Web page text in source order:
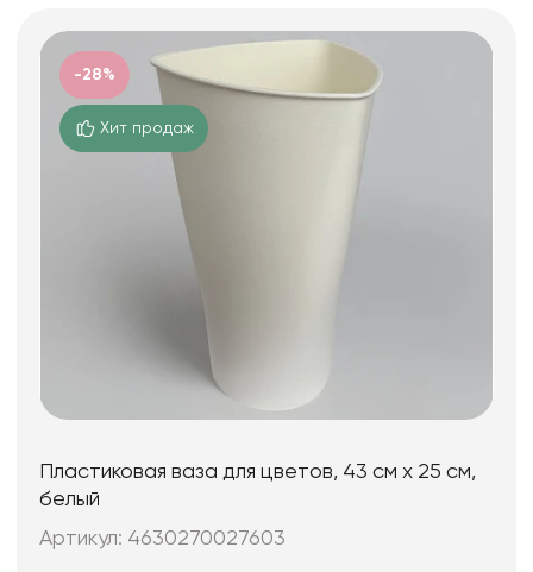
-28%
Хит продаж
Пластиковая ваза для цветов, 43 см х 25 см,
белый
Артикул: 4630270027603